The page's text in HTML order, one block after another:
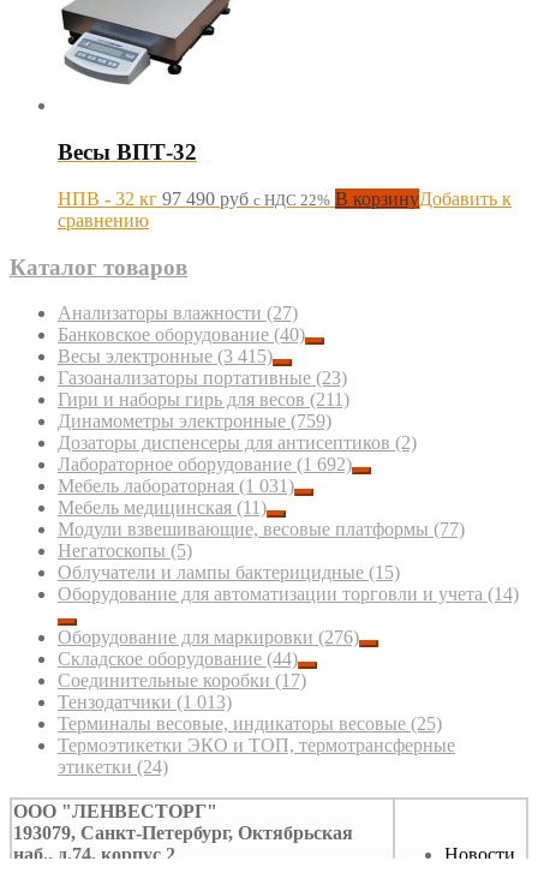
Весы ВПТ-32
НПВ - 32 кг 97 490 руб с НДС 22% В корзинуДобавить к
сравнению
Каталог товаров
Анализаторы влажности (27)
Банковское оборудование (40)
Весы электронные (3 415)
Газоанализаторы портативные (23)
Гири и наборы гирь для весов (211)
Динамометры электронные (759)
Дозаторы диспенсеры для антисептиков (2)
Лабораторное оборудование (1 692)
Мебель лабораторная (1 031)
Мебель медицинская (11)
Модули взвешивающие, весовые платформы (77)
Негатоскопы (5)
Облучатели и лампы бактерицидные (15)
Оборудование для автоматизации торговли и учета (14)
Оборудование для маркировки (276)
Складское оборудование (44)
Соединительные коробки (17)
Тензодатчики (1 013)
Терминалы весовые, индикаторы весовые (25)
Термоэтикетки ЭКО и ТОП, термотрансферные
этикетки (24)
ООО "ЛЕНВЕСТОРГ"
193079, Санкт-Петербург, Октябрьская
наб., д.74, корпус 2
Новости